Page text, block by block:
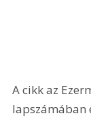
A cikk az
lapszámában